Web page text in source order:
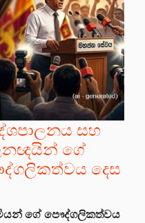
සහ
ගේ
දෙස
ගේ පෞද්ගලිකත්වය